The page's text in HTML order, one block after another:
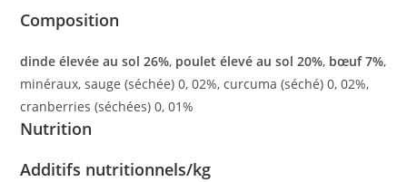
Composition
dinde élevée au sol 26%, poulet élevé au sol 20%, bœuf 7%,
minéraux, sauge (séchée) 0, 02%, curcuma (séché) 0, 02%,
cranberries (séchées) 0, 01%
Nutrition
Additifs nutritionnels/kg